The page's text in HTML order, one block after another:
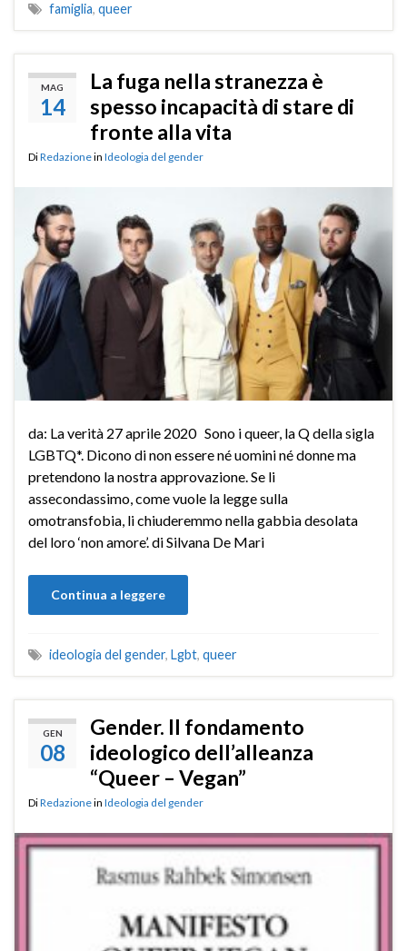
famiglia, queer
MAG
14
La fuga nella stranezza è
spesso incapacità di stare di
fronte alla vita
DiRedazionein Ideologia del gender
da: La verità 27 aprile 2020 Sono i queer, la Q della sigla
LGBTQ*. Dicono di non essere né uomini né donne ma
pretendono la nostra approvazione. Se li
assecondassimo, come vuole la legge sulla
omotransfobia, li chiuderemmo nella gabbia desolata
del loro ‘non amore’. di Silvana De Mari
Continua a leggere
ideologia del gender, Lgbt, queer
GEN
08
Gender. Il fondamento
ideologico dell’alleanza
“Queer – Vegan”
DiRedazionein Ideologia del gender